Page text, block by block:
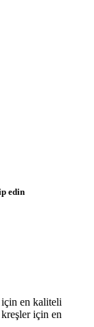
edin
en kaliteli
için en